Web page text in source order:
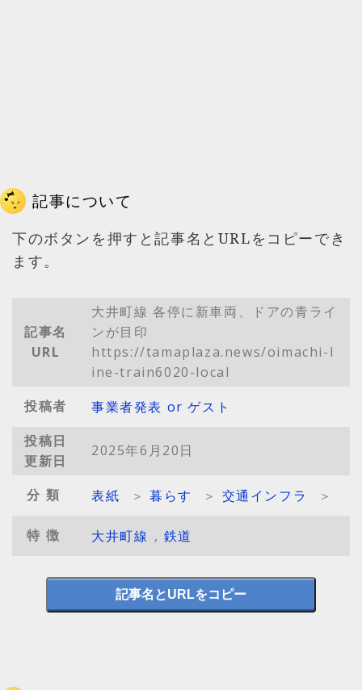
記事について
下のボタンを押すと記事名とURLをコピーでき
ます。
記事名
URL
大井町線 各停に新車両、ドアの青ライ
ンが目印
https://tamaplaza.news/oimachi-l
ine-train6020-local
投稿者
事業者発表 or ゲスト
投稿日
更新日
2025年6月20日
分類 表紙 ＞暮らす ＞ 交通インフラ ＞
特徴 大井町線 , 鉄道
記事名とURLをコピー